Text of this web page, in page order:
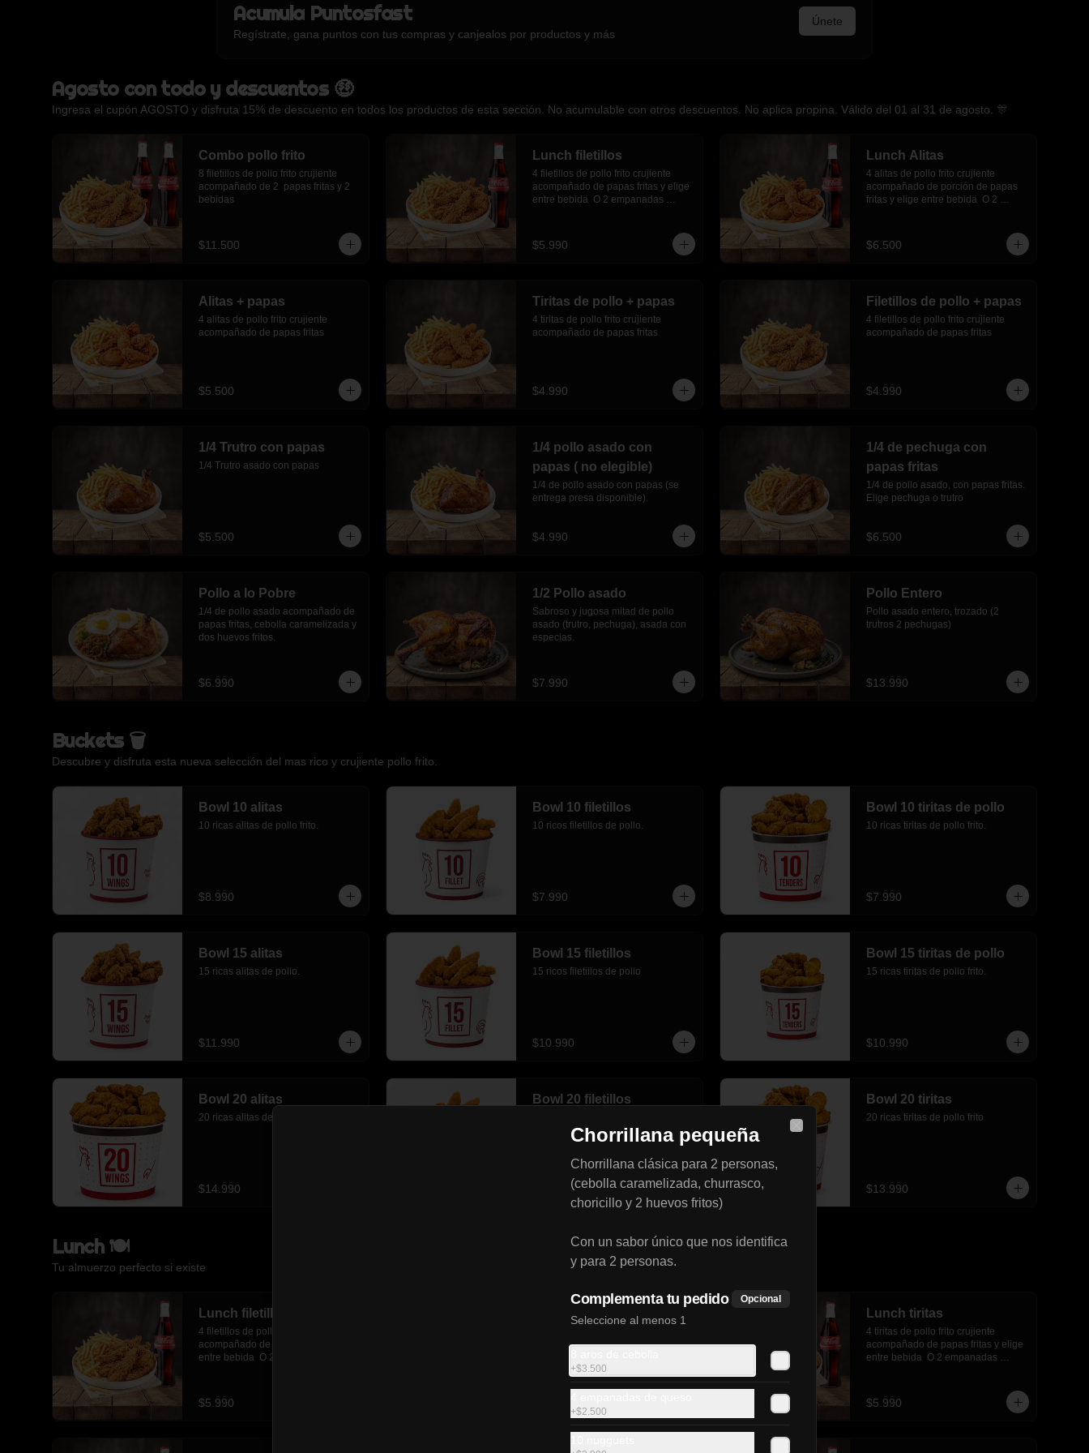
Acumula Puntosfast
Regístrate, gana puntos con tus compras y canjealos por productos y más
Únete
Agosto con todo y descuentos 🤑
Ingresa el cupón AGOSTO y disfruta 15% de descuento en todos los productos de esta sección. No acumulable con otros descuentos. No aplica propina. Válido del 01 al 31 de agosto. 🎊
Combo pollo frito
8 filetillos de pollo frito crujiente
acompañado de 2  papas fritas y 2
bebidas
$11.500
Lunch filetillos
4 filetillos de pollo frito crujiente
acompañado de papas fritas y elige
entre bebida  O 2 empanadas
$5.990
Lunch Alitas
4 alitas de pollo frito crujiente
acompañado de porción de papas
fritas y elige entre bebida  O 2
$6.500
Alitas + papas
4 alitas de pollo frito crujiente
acompañado de papas fritas
$5.500
Tiritas de pollo + papas
4 tiritas de pollo frito crujiente
acompañado de papas fritas
$4.990
Filetillos de pollo + papas
4 filetillos de pollo frito crujiente
acompañado de papas fritas
$4.990
1/4 Trutro con papas
1/4 Trutro asado con papas
$5.500
1/4 pollo asado con
papas ( no elegible)
1/4 de pollo asado con papas (se
entrega presa disponible).
$4.990
1/4 de pechuga con
papas fritas
1/4 de pollo asado, con papas fritas.
Elige pechuga o trutro
$6.500
Pollo a lo Pobre
1/4 de pollo asado acompañado de
papas fritas, cebolla caramelizada y
dos huevos fritos.
$6.990
1/2 Pollo asado
Sabroso y jugosa mitad de pollo
asado (trutro, pechuga), asada con
especias.
$7.990
Pollo Entero
Pollo asado entero, trozado (2
trutros 2 pechugas)
$13.990
Buckets 🗑️
Descubre y disfruta esta nueva selección del mas rico y crujiente pollo frito.
Bowl 10 alitas
10 ricas alitas de pollo frito.
$8.990
Bowl 10 filetillos
10 ricos filetillos de pollo.
$7.990
Bowl 10 tiritas de pollo
10 ricas tiritas de pollo frito.
$7.990
Bowl 15 alitas
15 ricas alitas de pollo.
$11.990
Bowl 15 filetillos
15 ricos filetillos de pollo
$10.990
Bowl 15 tiritas de pollo
15 ricas tiritas de pollo frito.
$10.990
Bowl 20 alitas
20 ricas alitas de pollo frito.
$14.990
Bowl 20 filetillos
$13.990
Bowl 20 tiritas
20 ricas tiritas de pollo frito
$13.990
Lunch 🍽️
Tu almuerzo perfecto si existe
Lunch filetillos
4 filetillos de pollo frito crujiente
acompañado de papas fritas y elige
entre bebida  O 2 empanadas
$5.990
Lunch Alitas
acompañado de porción de papas
empanadas media luna.
Lunch tiritas
4 tiritas de pollo frito crujiente
acompañado de papas fritas y elige
entre bebida  O 2 empanadas
$5.990
Chorrillana pequeña
Chorrillana clásica para 2 personas,
(cebolla caramelizada, churrasco,
choricillo y 2 huevos fritos)
Con un sabor único que nos identifica
y para 2 personas.
Complementa tu pedido Opcional
Seleccione al menos 1
+$3.500
+$2.500